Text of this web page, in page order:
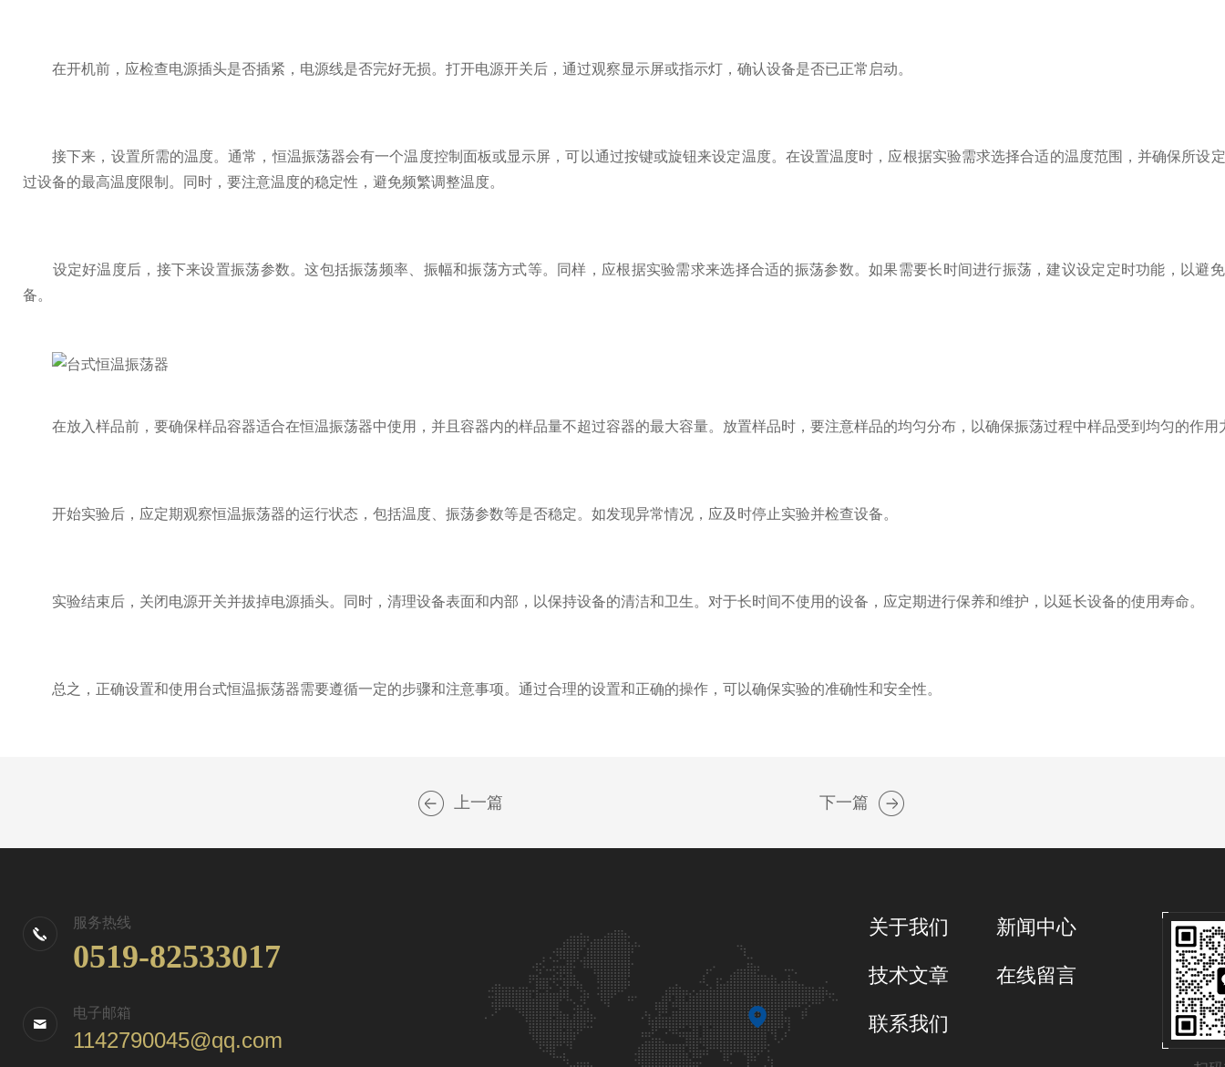
在开机前，应检查电源插头是否插紧，电源线是否完好无损。打开电源开关后，通过观察显示屏或指示灯，确认设备是否已正常启动。
接下来，设置所需的温度。通常，恒温振荡器会有一个温度控制面板或显示屏，可以通过按键或旋钮来设定温度。在设置温度时，应根据实验需求选择合适的温度范围，并确保所设
过设备的最高温度限制。同时，要注意温度的稳定性，避免频繁调整温度。
设定好温度后，接下来设置振荡参数。这包括振荡频率、振幅和振荡方式等。同样，应根据实验需求来选择合适的振荡参数。如果需要长时间进行振荡，建议设定定时功能，以避
备。
在放入样品前，要确保样品容器适合在恒温振荡器中使用，并且容器内的样品量不超过容器的最大容量。放置样品时，要注意样品的均匀分布，以确保振荡过程中样品受到均匀的作用
开始实验后，应定期观察恒温振荡器的运行状态，包括温度、振荡参数等是否稳定。如发现异常情况，应及时停止实验并检查设备。
实验结束后，关闭电源开关并拔掉电源插头。同时，清理设备表面和内部，以保持设备的清洁和卫生。对于长时间不使用的设备，应定期进行保养和维护，以延长设备的使用寿命。
总之，正确设置和使用台式恒温振荡器需要遵循一定的步骤和注意事项。通过合理的设置和正确的操作，可以确保实验的准确性和安全性。
上一篇 下一篇
服务热线
0519-82533017
电子邮箱
1142790045@qq.com
关于我们 新闻中心
技术文章 在线留言
联系我们